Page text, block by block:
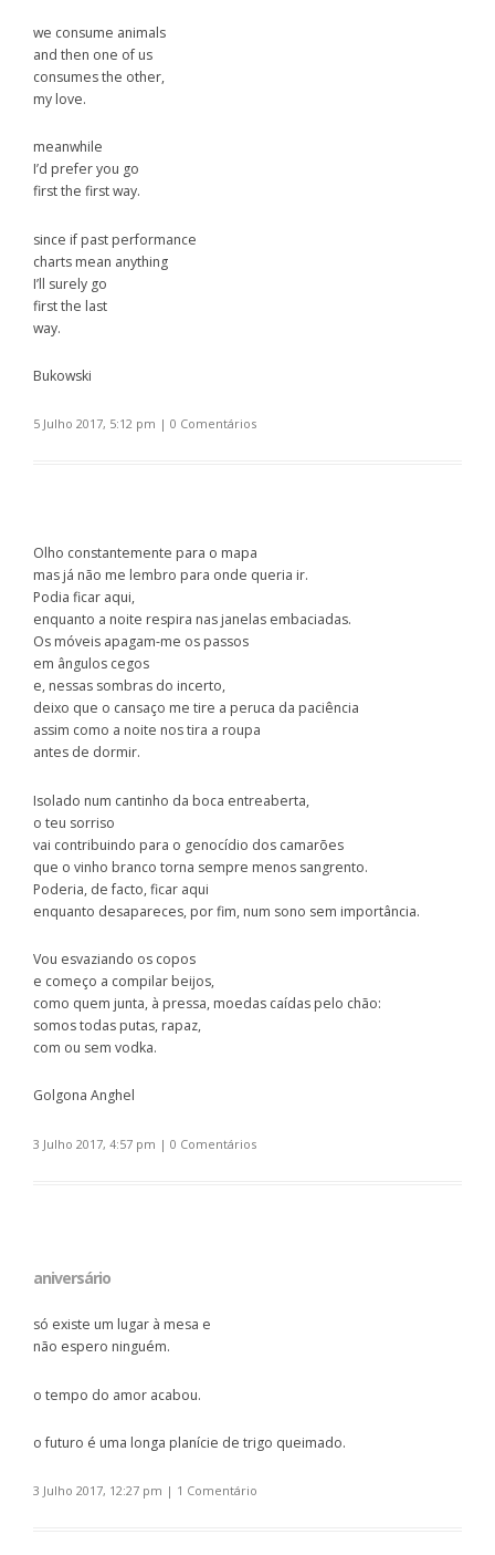
we consume animals
and then one of us
consumes the other,
my love.
meanwhile
I’d prefer you go
first the first way.
since if past performance
charts mean anything
I’ll surely go
first the last
way.
Bukowski
5 Julho 2017, 5:12 pm | 0 Comentários
Olho constantemente para o mapa
mas já não me lembro para onde queria ir.
Podia ficar aqui,
enquanto a noite respira nas janelas embaciadas.
Os móveis apagam-me os passos
em ângulos cegos
e, nessas sombras do incerto,
deixo que o cansaço me tire a peruca da paciência
assim como a noite nos tira a roupa
antes de dormir.
Isolado num cantinho da boca entreaberta,
o teu sorriso
vai contribuindo para o genocídio dos camarões
que o vinho branco torna sempre menos sangrento.
Poderia, de facto, ficar aqui
enquanto desapareces, por fim, num sono sem importância.
Vou esvaziando os copos
e começo a compilar beijos,
como quem junta, à pressa, moedas caídas pelo chão:
somos todas putas, rapaz,
com ou sem vodka.
Golgona Anghel
3 Julho 2017, 4:57 pm | 0 Comentários
aniversário
só existe um lugar à mesa e
não espero ninguém.
o tempo do amor acabou.
o futuro é uma longa planície de trigo queimado.
3 Julho 2017, 12:27 pm | 1 Comentário